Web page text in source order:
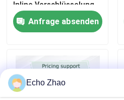
Inline Verschlüsselung
und PCIe Gen5
Anfrage absenden
Echo Zhao